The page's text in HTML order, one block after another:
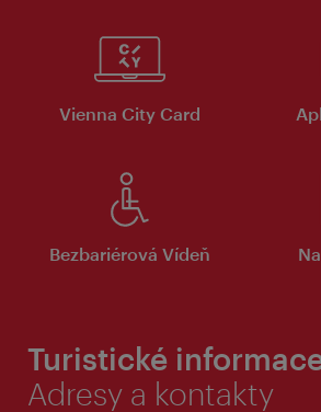
Vienna City Card
Bezbariérová Vídeň
Turistické
Adresy a kontakty